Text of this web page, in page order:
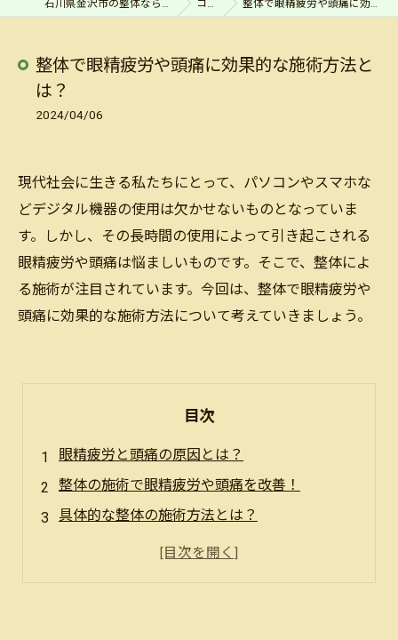
石川県金沢市の整体ならととのい処とまり木 コラム 整体で眼精疲労や頭痛に効果的な施術方法とは？
整体で眼精疲労や頭痛に効果的な施術方法と
は？
2024/04/06
現代社会に生きる私たちにとって、パソコンやスマホな
どデジタル機器の使用は欠かせないものとなっていま
す。しかし、その長時間の使用によって引き起こされる
眼精疲労や頭痛は悩ましいものです。そこで、整体によ
る施術が注目されています。今回は、整体で眼精疲労や
頭痛に効果的な施術方法について考えていきましょう。
目次
眼精疲労と頭痛の原因とは？
整体の施術で眼精疲労や頭痛を改善！
具体的な整体の施術方法とは？
眼精疲労や頭痛を予防するために整体が有効！